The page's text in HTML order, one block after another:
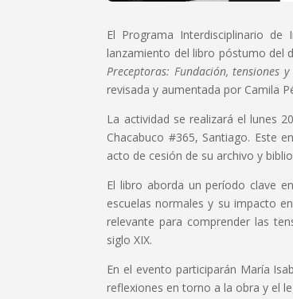
El Programa Interdisciplinario de
lanzamiento del libro póstumo del
Preceptoras: Fundación, tensiones
revisada y aumentada por Camila
La actividad se realizará el lunes
Chacabuco #365, Santiago. Este
acto de cesión de su archivo y
El libro aborda un período clave
escuelas normales y su impacto
relevante para comprender las
siglo XIX.
En el evento participarán María
reflexiones en torno a la obra y el